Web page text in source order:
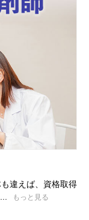
違えば、資格取得
もっと見る